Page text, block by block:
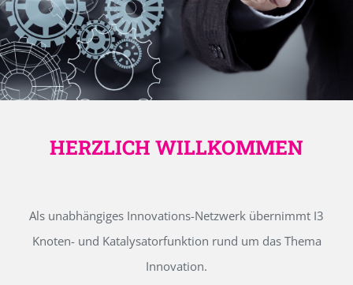
HERZLICH WILLKOMMEN
Als unabhängiges Innovations-Netzwerk übernimmt I3
Knoten- und Katalysatorfunktion rund um das Thema
Innovation.